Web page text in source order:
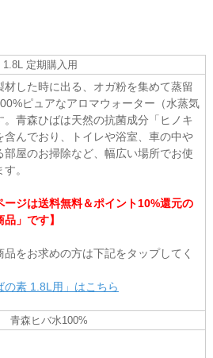
定期購入用
材した時に出る、オガ粉を集めて蒸留
ピュアなアロマウォーター（水蒸気
。青森ひばは天然の抗菌成分「ヒノキ
含んでおり、トイレや浴室、車の中や
部屋のお掃除など、幅広い場所でお使
。
ージは送料無料＆ポイント10%還元の
品」です】
品をお求めの方は下記をタップしてく
の素 1.8L用」はこちら
青森ヒバ水100%